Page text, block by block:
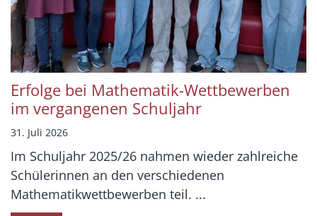
Erfolge bei Mathematik-Wettbewerben
im vergangenen Schuljahr
31. Juli 2026
Im Schuljahr 2025/26 nahmen wieder zahlreiche
Schülerinnen an den verschiedenen
Mathematikwettbewerben teil. ...